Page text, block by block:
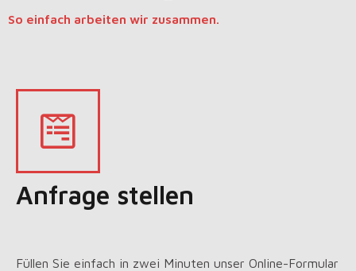
So einfach arbeiten wir zusammen.
Anfrage stellen
Füllen Sie einfach in zwei Minuten unser Online-Formular